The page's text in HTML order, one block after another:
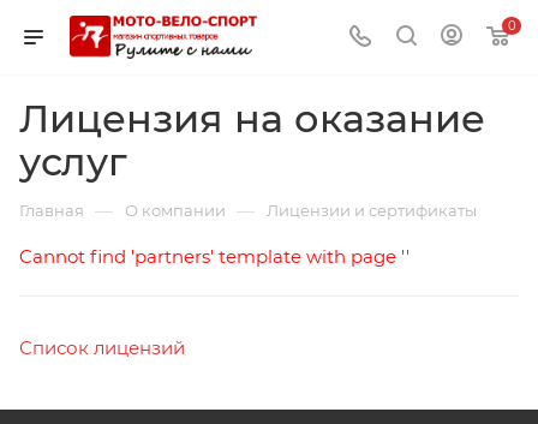
0
Лицензия на оказание
услуг
Главная — О компании — Лицензии и сертификаты
Cannot find 'partners' template with page ''
Список лицензий